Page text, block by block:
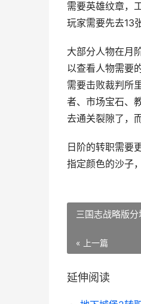
需要英雄纹章，
玩家需要先去13
大部分人物在月
以查看人物需要
需要击败裁判所
者、市场宝石、
去通关裂隙了，
日阶的转职需要
指定颜色的沙子
三国志战略版
« 上一篇
延伸阅读